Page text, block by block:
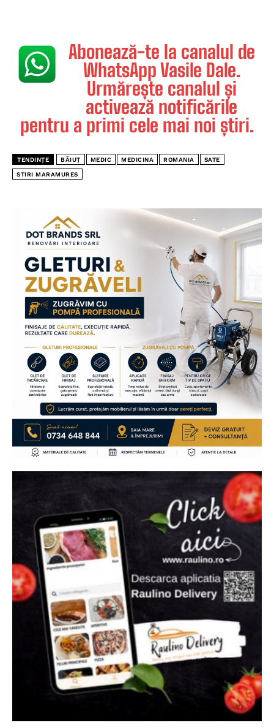
Abonează-te la canalul de
WhatsApp Vasile Dale.
Urmărește canalul și
activează notificările
pentru a primi cele mai noi știri.
TENDINȚE BĂIUȚ MEDIC MEDICINA ROMANIA SATE
STIRI MARAMURES